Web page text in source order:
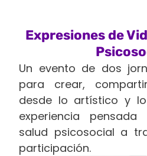
Expresiones de
Un evento de dos
para crear,
desde lo artístico y
experiencia
salud psicosocial a
participación.